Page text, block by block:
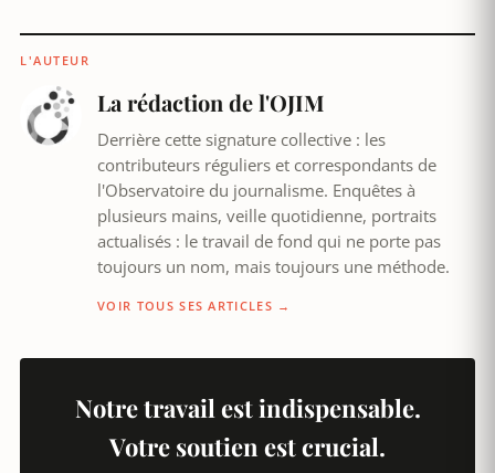
L'AUTEUR
La rédaction de l'OJIM
Derrière cette signature collective : les
contributeurs réguliers et correspondants de
l'Observatoire du journalisme. Enquêtes à
plusieurs mains, veille quotidienne, portraits
actualisés : le travail de fond qui ne porte pas
toujours un nom, mais toujours une méthode.
VOIR TOUS SES ARTICLES →
Notre travail est indispensable.
Votre soutien est crucial.